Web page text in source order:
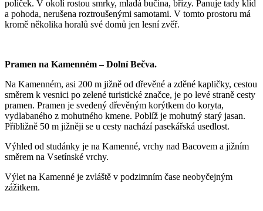
políček. V okolí rostou smrky, mladá bučina, břízy. Panuje tady klid
a pohoda, nerušena roztroušenými samotami. V tomto prostoru má
kromě několika horalů své domů jen lesní zvěř.
Pramen na Kamenném – Dolní Bečva.
Na Kamenném, asi 200 m jižně od dřevěné a zděné kapličky, cestou
směrem k vesnici po zelené turistické značce, je po levé straně cesty
pramen. Pramen je svedený dřevěným korýtkem do koryta,
vydlabaného z mohutného kmene. Poblíž je mohutný starý jasan.
Přibližně 50 m jižněji se u cesty nachází pasekářská usedlost.
Výhled od studánky je na Kamenné, vrchy nad Bacovem a jižním
směrem na Vsetínské vrchy.
Výlet na Kamenné je zvláště v podzimním čase neobyčejným
zážitkem.